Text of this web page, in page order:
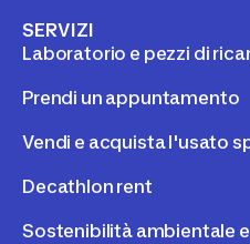
SERVIZI
Laboratorio e pezzi di
Prendi un appuntamento
Vendi e acquista l'usato
Decathlon rent
Sostenibilità ambientale